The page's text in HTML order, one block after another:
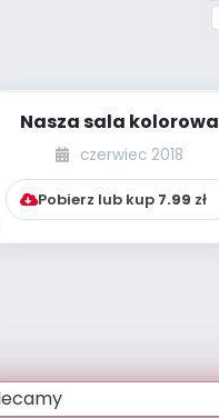
Nasza sala kolorowa
[PBP - dzieci młodsze -
czerwiec 2018
Pobierz lub kup 7.99 zł